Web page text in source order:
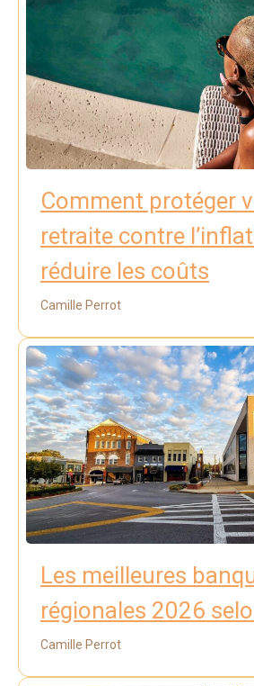
Comment protéger
retraite contre
réduire les coûts
Camille Perrot
Les meilleures
régionales 2026
Camille Perrot